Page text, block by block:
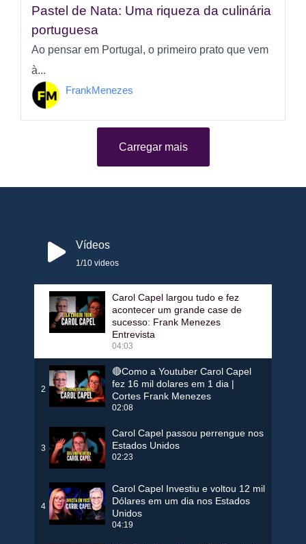
Pastel de Nata: Uma riqueza da culinária
portuguesa
Ao pensar em Portugal, o primeiro prato que vem
à...
FrankMenezes
Carregar mais
Vídeos
1 /10 videos
Carol Capel largou tudo e fez
acontecer um grande case de
sucesso: Frank Menezes
Entrevista
04:03
2
🔴Como a Youtuber Carol Capel
fez 16 mil dolares em 1 dia |
Cortes Frank Menezes
02:08
3
Carol Capel passou perrengue nos
Estados Unidos
02:23
4
Carol Capel Investiu e voltou 12 mil
Dólares em um dia nos Estados
Unidos
04:19